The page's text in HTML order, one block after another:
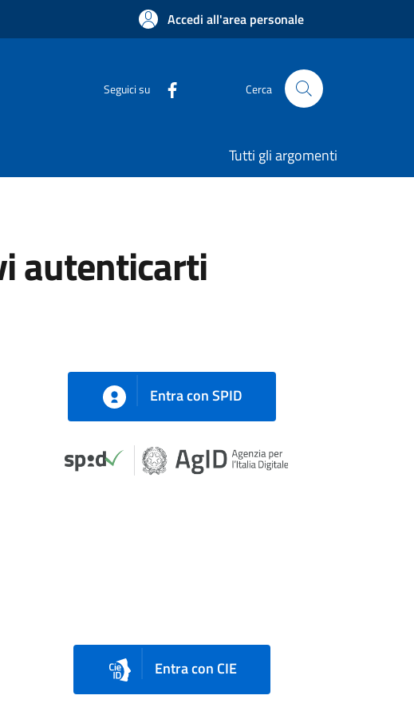
Accedi all'area personale
Seguici su Cerca
Tutti gli argomenti
autenticarti
Entra con SPID
Entra con CIE